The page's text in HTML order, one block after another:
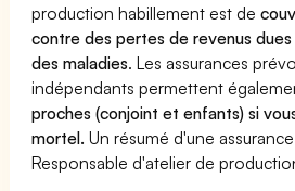
production habillement est de
contre des pertes de revenus
des maladies. Les assurances
indépendants permettent
proches (conjoint et enfants) si
mortel. Un résumé d'une
Responsable d'atelier de